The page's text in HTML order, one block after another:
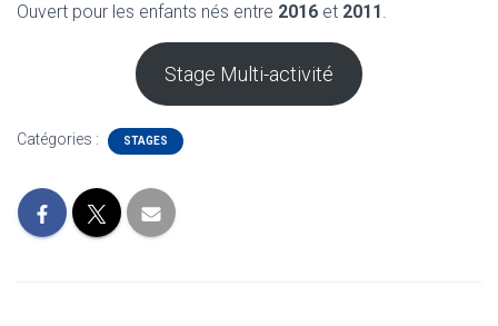
Ouvert pour les enfants nés entre 2016 et 2011.
Stage Multi-activité
Catégories : STAGES